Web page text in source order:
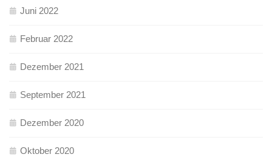
Juni 2022
Februar 2022
Dezember 2021
September 2021
Dezember 2020
Oktober 2020